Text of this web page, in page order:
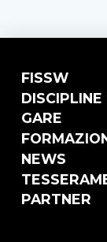
FISSW
DISCIPLINE
GARE
NEWS
PARTNER